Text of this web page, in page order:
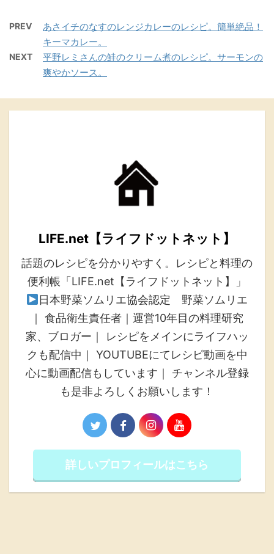
PREV
あさイチのなすのレンジカレーのレシピ。簡単絶品！
キーマカレー。
NEXT
平野レミさんの鮭のクリーム煮のレシピ。サーモンの
爽やかソース。
LIFE.net【ライフドットネット】
話題のレシピを分かりやすく。レシピと料理の
便利帳「LIFE.net【ライフドットネット】」
日本野菜ソムリエ協会認定 野菜ソムリエ
｜ 食品衛生責任者｜運営10年目の料理研究
家、ブロガー｜ レシピをメインにライフハッ
クも配信中｜ YOUTUBEにてレシピ動画を中
心に動画配信もしています｜ チャンネル登録
も是非よろしくお願いします！
詳しいプロフィールはこちら